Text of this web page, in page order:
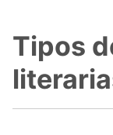
Tipos